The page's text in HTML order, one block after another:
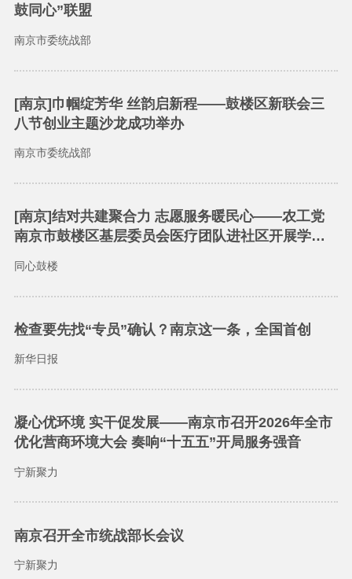
鼓同心”联盟
南京市委统战部
[南京]巾帼绽芳华 丝韵启新程——鼓楼区新联会三
八节创业主题沙龙成功举办
南京市委统战部
[南京]结对共建聚合力 志愿服务暖民心——农工党
南京市鼓楼区基层委员会医疗团队进社区开展学雷
同心鼓楼
检查要先找“专员”确认？南京这一条，全国首创
新华日报
凝心优环境 实干促发展——南京市召开2026年全市
优化营商环境大会 奏响“十五五”开局服务强音
宁新聚力
南京召开全市统战部长会议
宁新聚力